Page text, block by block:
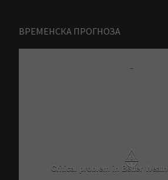
ВРЕМЕНСКА ПРОГНОЗА
-
⚠
Critical problem in Better